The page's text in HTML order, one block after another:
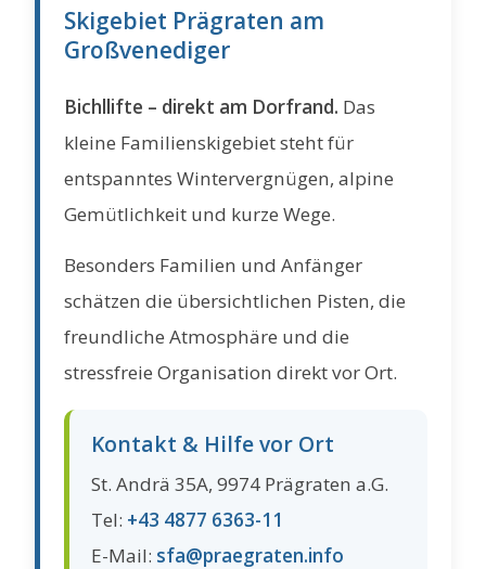
Skigebiet Prägraten am
Großvenediger
Bichllifte – direkt am Dorfrand. Das
kleine Familienskigebiet steht für
entspanntes Wintervergnügen, alpine
Gemütlichkeit und kurze Wege.
Besonders Familien und Anfänger
schätzen die übersichtlichen Pisten, die
freundliche Atmosphäre und die
stressfreie Organisation direkt vor Ort.
Kontakt & Hilfe vor Ort
St. Andrä 35A, 9974 Prägraten a.G.
Tel: +43 4877 6363-11
E-Mail: sfa@praegraten.info